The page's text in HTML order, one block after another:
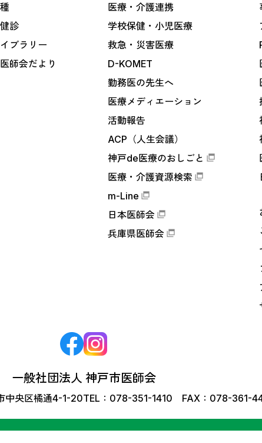
診
ブラリー
師会だより
医療・介護連携
学校保健・小児医療
救急・災害医療
D-KOMET
勤務医の先生へ
医療メディエーション
活動報告
ACP（人生会議）
神戸de医療のおしごと
医療・介護資源検索
m-Line
日本医師会
兵庫県医師会
一般社団法人 神戸市医師会
中央区橘通4-1-20TEL：078-351-1410 FAX：078-361-